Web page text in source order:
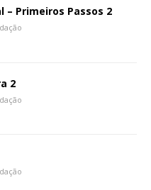
– Primeiros Passos 2
2